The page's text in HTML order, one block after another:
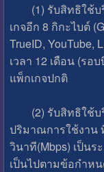
(1) รับสิทธิใช้บริ
เกจอีก 8 กิกะไบต์
TrueID, YouTube,
เวลา 12 เดือน (ร
แพ็กเกจปกติ
(2) รับสิทธิใช้บริ
ปริมาณการใช้งาน
วินาที(Mbps) เป็นร
เป็นไปตามข้อกำห